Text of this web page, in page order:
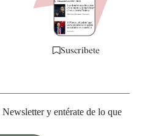
Suscríbete
y entérate de lo que